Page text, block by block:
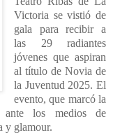
Victoria se vistió de
gala para recibir a
las 29 radiantes
jóvenes que aspiran
al título de Novia de
la Juventud 2025. El
evento, que marcó la
ante los medios de
y glamour.